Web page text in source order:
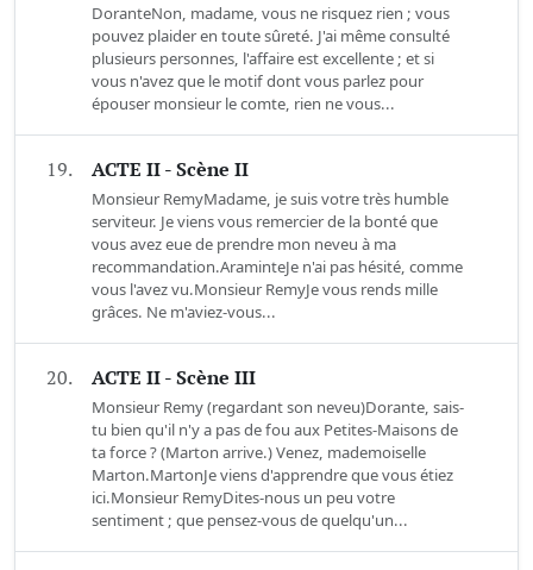
DoranteNon, madame, vous ne risquez rien ; vous
pouvez plaider en toute sûreté. J'ai même consulté
plusieurs personnes, l'affaire est excellente ; et si
vous n'avez que le motif dont vous parlez pour
épouser monsieur le comte, rien ne vous...
19. ACTE II - Scène II
Monsieur RemyMadame, je suis votre très humble
serviteur. Je viens vous remercier de la bonté que
vous avez eue de prendre mon neveu à ma
recommandation.AraminteJe n'ai pas hésité, comme
vous l'avez vu.Monsieur RemyJe vous rends mille
grâces. Ne m'aviez-vous...
20. ACTE II - Scène III
Monsieur Remy (regardant son neveu)Dorante, sais-
tu bien qu'il n'y a pas de fou aux Petites-Maisons de
ta force ? (Marton arrive.) Venez, mademoiselle
Marton.MartonJe viens d'apprendre que vous étiez
ici.Monsieur RemyDites-nous un peu votre
sentiment ; que pensez-vous de quelqu'un...